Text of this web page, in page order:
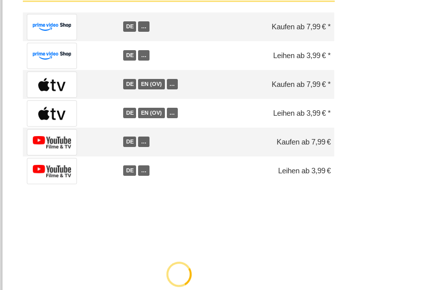
DE … Kaufen ab 7,99 €
DE … Leihen ab 3,99 €
DE EN (OV) … Kaufen ab 7,99 €
DE EN (OV) … Leihen ab 3,99 €
DE … Kaufen ab 7,99 €
DE … Leihen ab 3,99 €